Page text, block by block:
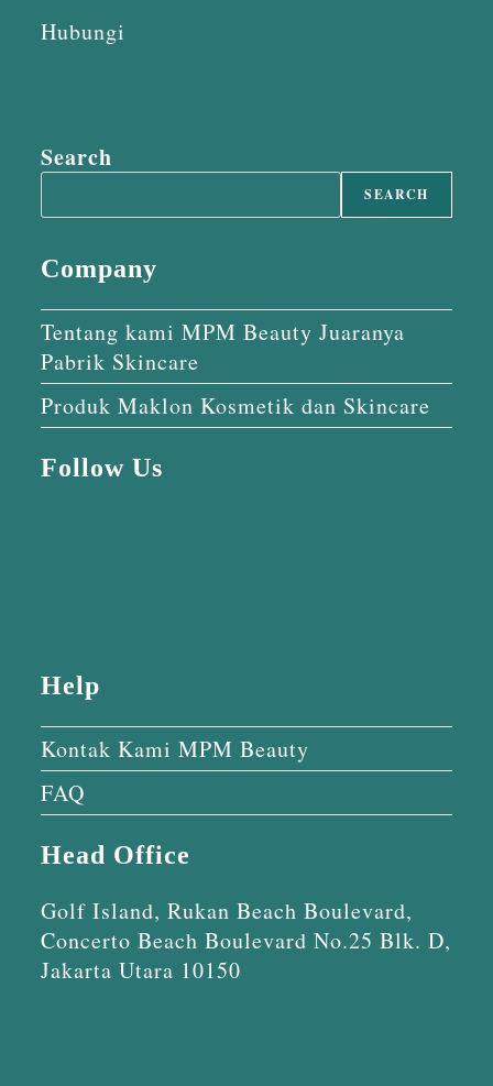
Hubungi
Search
SEARCH
Company
Tentang kami MPM Beauty Juaranya
Pabrik Skincare
Produk Maklon Kosmetik dan Skincare
Follow Us
Help
Kontak Kami MPM Beauty
FAQ
Head Office
Golf Island, Rukan Beach Boulevard,
Concerto Beach Boulevard No.25 Blk. D,
Jakarta Utara 10150